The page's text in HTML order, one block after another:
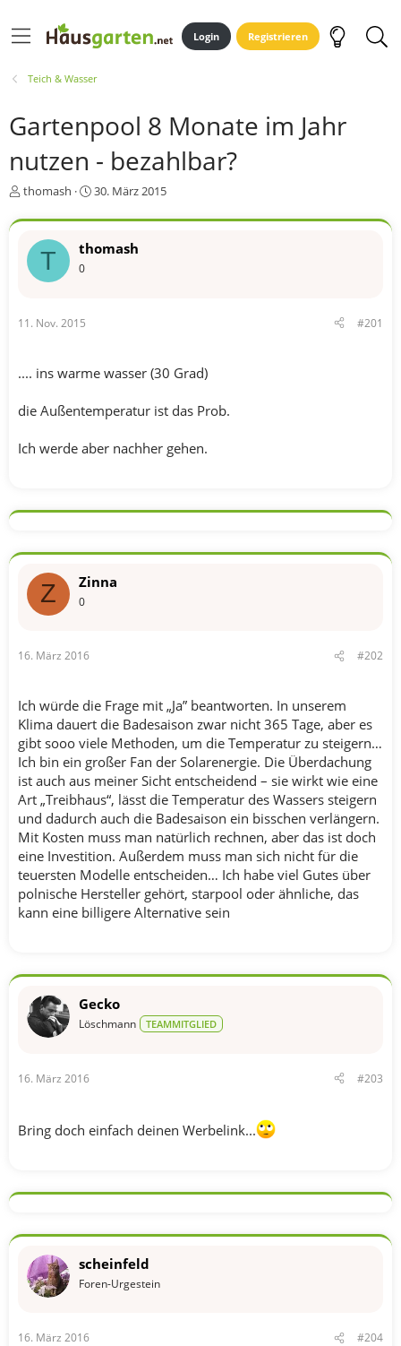
Login Registrieren
Teich & Wasser
Gartenpool 8 Monate im Jahr
nutzen - bezahlbar?
E
s
e
r
thomash
E
s
e
30. März 2015
T thomash
0
11. Nov. 2015 #201
.... ins warme wasser (30 Grad)
die Außentemperatur ist das Prob.
Ich werde aber nachher gehen.
Z Zinna
0
16. März 2016 #202
Ich würde die Frage mit „Ja” beantworten. In unserem
Klima dauert die Badesaison zwar nicht 365 Tage, aber es
gibt sooo viele Methoden, um die Temperatur zu steigern…
Ich bin ein großer Fan der Solarenergie. Die Überdachung
ist auch aus meiner Sicht entscheidend – sie wirkt wie eine
Art „Treibhaus“, lässt die Temperatur des Wassers steigern
und dadurch auch die Badesaison ein bisschen verlängern.
Mit Kosten muss man natürlich rechnen, aber das ist doch
eine Investition. Außerdem muss man sich nicht für die
teuersten Modelle entscheiden… Ich habe viel Gutes über
polnische Hersteller gehört, starpool oder ähnliche, das
kann eine billigere Alternative sein
Gecko
Löschmann TEAMMITGLIED
16. März 2016 #203
Bring doch einfach deinen Werbelink...
scheinfeld
Foren-Urgestein
16. März 2016 #204